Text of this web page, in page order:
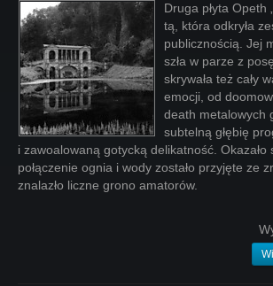
Druga płyta Opeth
tą, która odkryła
publicznością. Jej
szła w parze z
skrywała też cały
emocji, od
death metalowych
subtelną głębię
i zawoalowaną gotycką delikatność. Okazało
połączenie ognia i wody zostało przyjęte ze
znalazło liczne grono amatorów.